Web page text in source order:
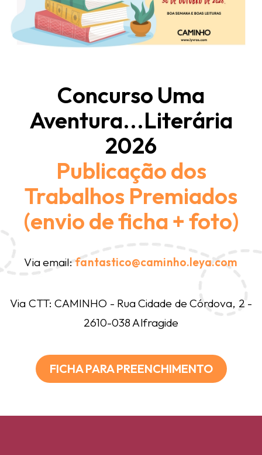
Concurso Uma
Aventura...Literária
2026
Publicação dos
Trabalhos Premiados
(envio de ficha + foto)
Via email:fantastico@caminho.leya.com
Via CTT: CAMINHO - Rua Cidade de Córdova, 2 -
2610-038 Alfragide
FICHA PARA PREENCHIMENTO